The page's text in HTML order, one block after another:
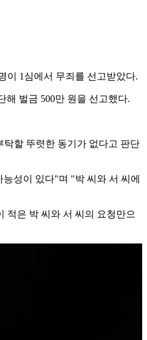
이 1심에서 무죄를 선고받았다.
해 벌금 500만 원을 선고했다.
할 뚜렷한 동기가 없다고 판단
성이 있다"며 "박 씨와 서 씨에
적은 박 씨와 서 씨의 요청만으